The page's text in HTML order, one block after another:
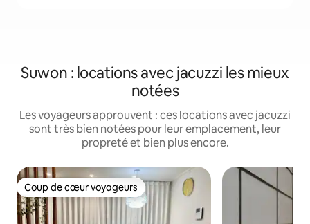
Suwon : locations avec jacuzzi les mieux
notées
Les voyageurs approuvent : ces locations avec jacuzzi
sont très bien notées pour leur emplacement, leur
propreté et bien plus encore.
Coup de cœur voyageurs
Coup de cœur voyageurs